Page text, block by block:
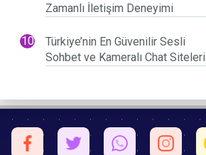
Zamanlı İletişim Deneyimi
Türkiye’nin En Güvenilir Sesli
Sohbet ve Kameralı Chat Siteleri